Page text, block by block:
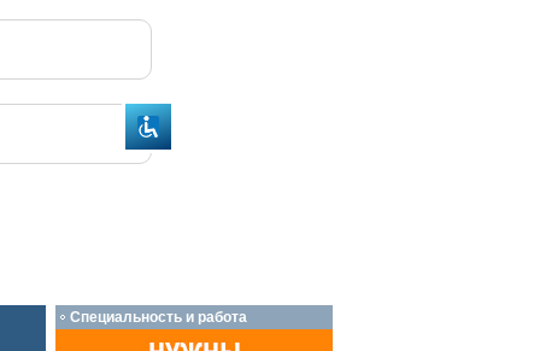
Специальность и работа